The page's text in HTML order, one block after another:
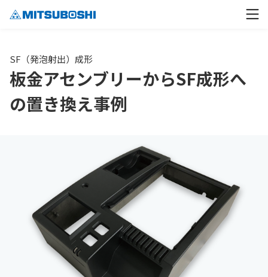
SF（発泡射出）成形
板金アセンブリーからSF成形へ
の置き換え事例